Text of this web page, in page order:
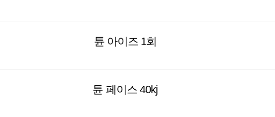
튠 아이즈 1회
튠 페이스 40kj